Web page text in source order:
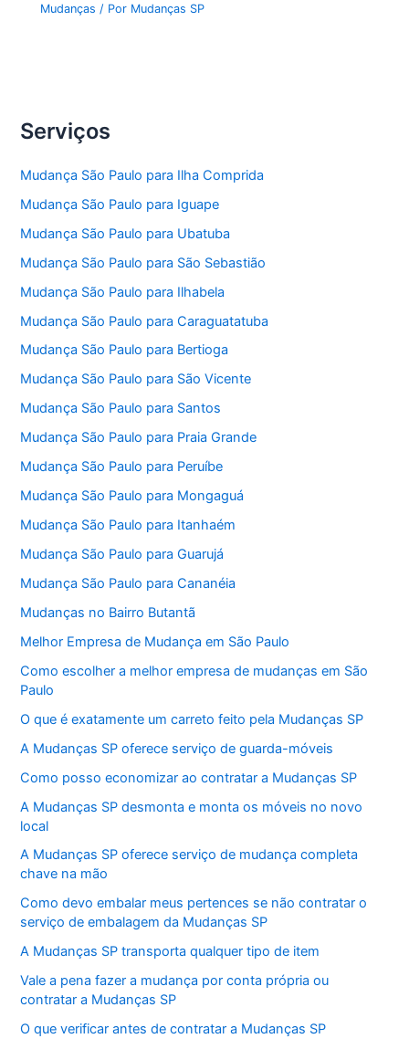
Mudanças / Por Mudanças SP
Serviços
Mudança São Paulo para Ilha Comprida
Mudança São Paulo para Iguape
Mudança São Paulo para Ubatuba
Mudança São Paulo para São Sebastião
Mudança São Paulo para Ilhabela
Mudança São Paulo para Caraguatatuba
Mudança São Paulo para Bertioga
Mudança São Paulo para São Vicente
Mudança São Paulo para Santos
Mudança São Paulo para Praia Grande
Mudança São Paulo para Peruíbe
Mudança São Paulo para Mongaguá
Mudança São Paulo para Itanhaém
Mudança São Paulo para Guarujá
Mudança São Paulo para Cananéia
Mudanças no Bairro Butantã
Melhor Empresa de Mudança em São Paulo
Como escolher a melhor empresa de mudanças em São
Paulo
O que é exatamente um carreto feito pela Mudanças SP
A Mudanças SP oferece serviço de guarda-móveis
Como posso economizar ao contratar a Mudanças SP
A Mudanças SP desmonta e monta os móveis no novo
local
A Mudanças SP oferece serviço de mudança completa
chave na mão
Como devo embalar meus pertences se não contratar o
serviço de embalagem da Mudanças SP
A Mudanças SP transporta qualquer tipo de item
Vale a pena fazer a mudança por conta própria ou
contratar a Mudanças SP
O que verificar antes de contratar a Mudanças SP